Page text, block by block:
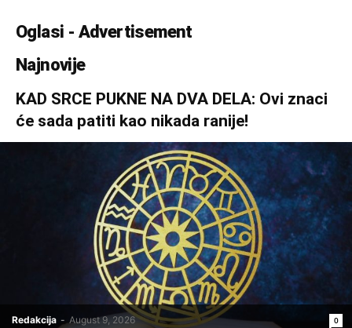
Oglasi - Advertisement
Najnovije
KAD SRCE PUKNE NA DVA DELA: Ovi znaci
će sada patiti kao nikada ranije!
Redakcija - August 9, 2026 0